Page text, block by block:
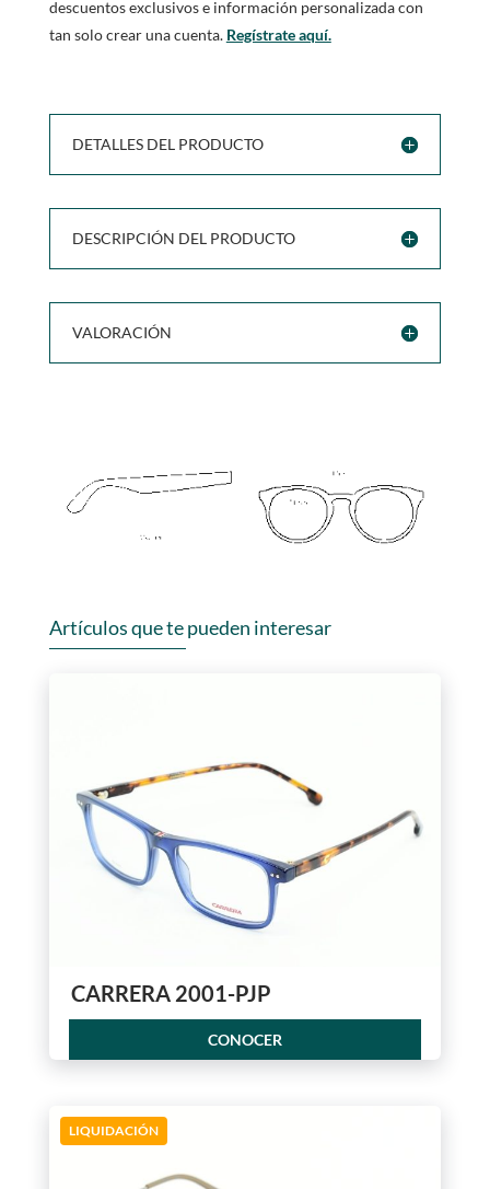
descuentos exclusivos e información personalizada con
tan solo crear una cuenta. Regístrate aquí.
DETALLES DEL PRODUCTO
DESCRIPCIÓN DEL PRODUCTO
VALORACIÓN
Artículos que te pueden interesar
CARRERA 2001-PJP
CONOCER
LIQUIDACIÓN